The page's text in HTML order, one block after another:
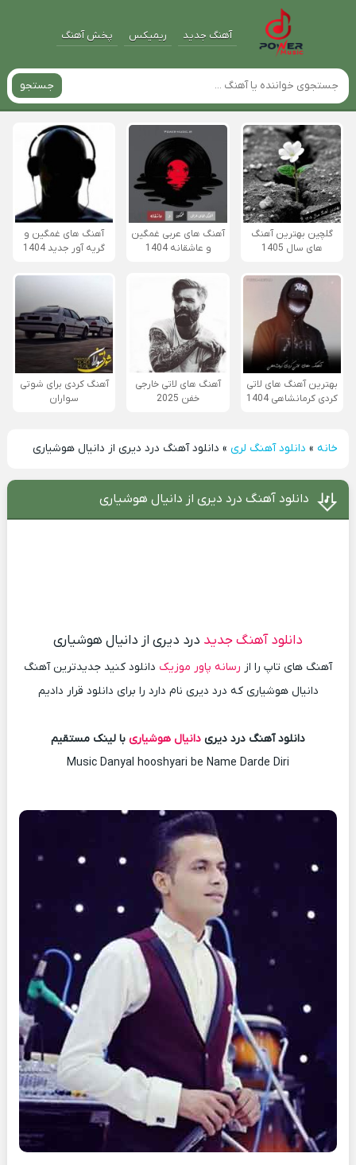
آهنگ جدید ریمیکس پخش آهنگ
جستجو
گلچین بهترین آهنگ
های سال 1405
آهنگ های عربی غمگین
و عاشقانه 1404
آهنگ های غمگین و
گریه آور جدید 1404
بهترین آهنگ های لاتی
کردی کرمانشاهی 1404
آهنگ های لاتی خارجی
خفن 2025
آهنگ کردی برای شوتی
سواران
خانه» دانلود آهنگ لری » دانلود آهنگ درد دیری از دانیال هوشیاری
دانلود آهنگ درد دیری از دانیال هوشیاری
دانلود آهنگ جدید درد دیری از دانیال هوشیاری
آهنگ های تاپ را از رسانه پاور موزیک دانلود کنید جدیدترین آهنگ
دانیال هوشیاری که درد دیری نام دارد را برای دانلود قرار دادیم
دانلود آهنگ درد دیری دانیال هوشیاری با لینک مستقیم
Music Danyal hooshyari be Name Darde Diri